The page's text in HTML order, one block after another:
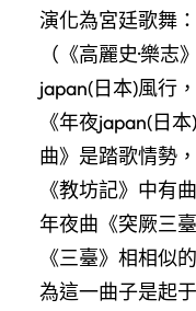
演化為宮廷歌舞
（《高麗史·樂
japan(日本)風行
《年夜japan(日
曲》是踏歌情勢
《教坊記》中有
年夜曲《突厥三
《三臺》相相似
為這一曲子是起